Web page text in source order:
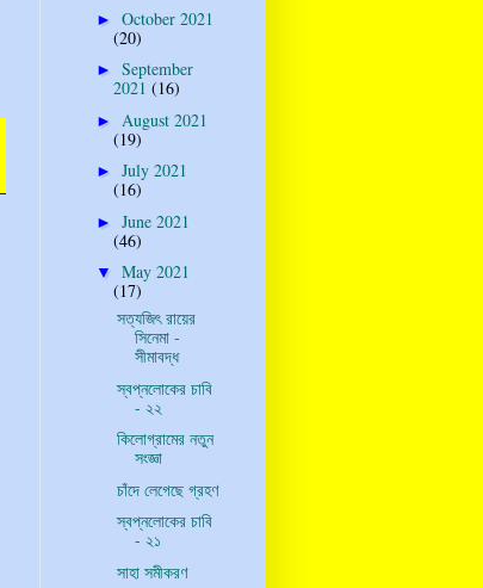
► October 2021
(20)
► September
2021 (16)
► August 2021
(19)
► July 2021
(16)
► June 2021
(46)
▼ May 2021
(17)
সত্যজিৎ রায়ের
সিনেমা -
সীমাবদ্ধ
স্বপ্নলোকের চাবি
- ২২
কিলোগ্রামের নতুন
সংজ্ঞা
চাঁদে লেগেছে গ্রহণ
স্বপ্নলোকের চাবি
- ২১
সাহা সমীকরণ